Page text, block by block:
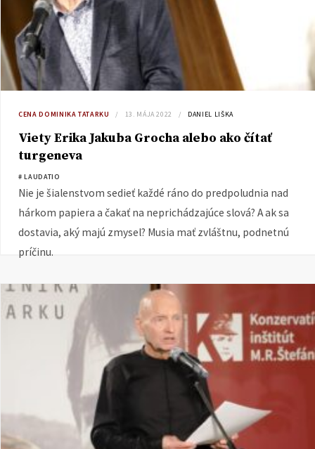
CENA DOMINIKA TATARKU 13. MÁJA 2022 DANIEL LIŠKA
Viety Erika Jakuba Grocha alebo ako čítať
turgeneva
# LAUDATIO
Nie je šialenstvom sedieť každé ráno do predpoludnia nad
hárkom papiera a čakať na neprichádzajúce slová? A ak sa
dostavia, aký majú zmysel? Musia mať zvláštnu, podnetnú
príčinu.